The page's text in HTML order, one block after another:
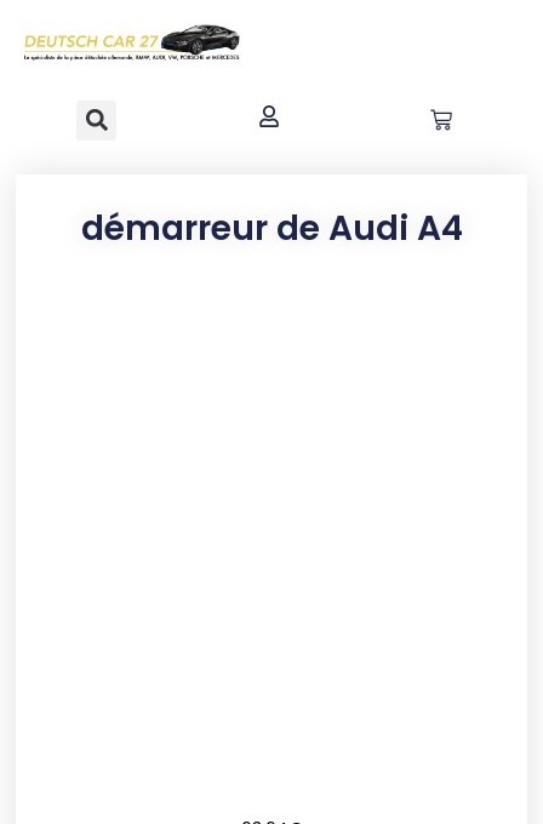
principal
démarreur de Audi A4